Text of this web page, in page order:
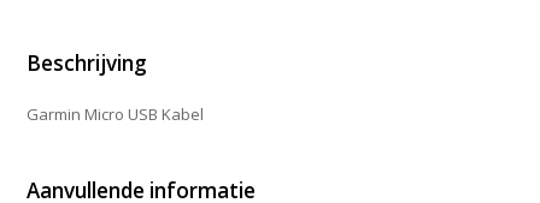
Beschrijving
Garmin Micro USB Kabel
Aanvullende informatie